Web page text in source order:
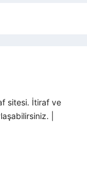
sitesi. İtiraf ve
|